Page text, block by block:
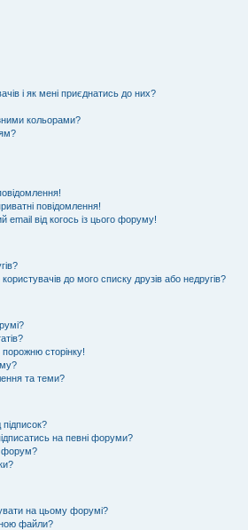
і як мені приєднатись до них?
кольорами?
повідомлення!
від когось із цього форуму!
до мого списку друзів або недругів?
сторінку!
та теми?
підписок?
на певні форуми?
форум?
на цьому форумі?
файли?